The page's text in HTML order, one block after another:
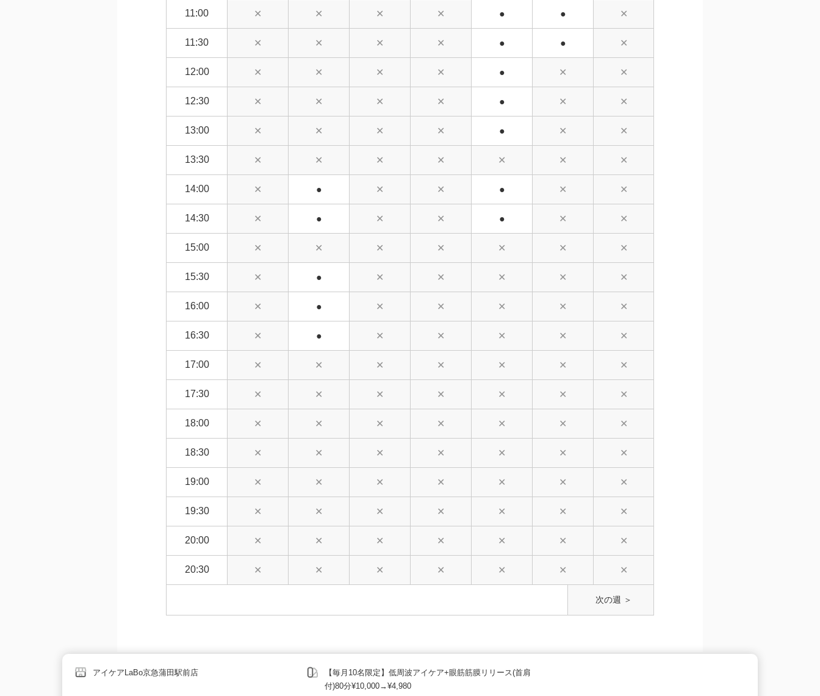
11:00 ✕ ✕ ✕ ✕ ● ● ✕
11:30 ✕ ✕ ✕ ✕ ● ● ✕
12:00 ✕ ✕ ✕ ✕ ● ✕ ✕
12:30 ✕ ✕ ✕ ✕ ● ✕ ✕
13:00 ✕ ✕ ✕ ✕ ● ✕ ✕
13:30 ✕ ✕ ✕ ✕ ✕ ✕ ✕
14:00 ✕ ● ✕ ✕ ● ✕ ✕
14:30 ✕ ● ✕ ✕ ● ✕ ✕
15:00 ✕ ✕ ✕ ✕ ✕ ✕ ✕
15:30 ✕ ● ✕ ✕ ✕ ✕ ✕
16:00 ✕ ● ✕ ✕ ✕ ✕ ✕
16:30 ✕ ● ✕ ✕ ✕ ✕ ✕
17:00 ✕ ✕ ✕ ✕ ✕ ✕ ✕
17:30 ✕ ✕ ✕ ✕ ✕ ✕ ✕
18:00 ✕ ✕ ✕ ✕ ✕ ✕ ✕
18:30 ✕ ✕ ✕ ✕ ✕ ✕ ✕
19:00 ✕ ✕ ✕ ✕ ✕ ✕ ✕
19:30 ✕ ✕ ✕ ✕ ✕ ✕ ✕
20:00 ✕ ✕ ✕ ✕ ✕ ✕ ✕
20:30 ✕ ✕ ✕ ✕ ✕ ✕ ✕
次の週 ＞
アイケアLaBo京急蒲田駅前店
【毎月10名限定】低周波アイケア+眼筋筋膜リリース(首肩
付)80分¥10,000→¥4,980